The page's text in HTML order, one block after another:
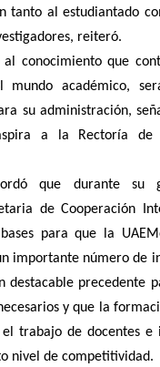
tanto al estudiantado
reiteró.
al conocimiento que
mundo académico,
su administración,
a la Rectoría de
que durante su
de Cooperación
para que la
importante número de
destacable precedente
y que la
trabajo de docentes e
nivel de competitividad.